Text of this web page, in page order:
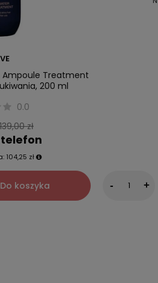
Ampoule Treatment
200 ml
0.0
139,00 zł
104,25 zł
Do koszyka - +